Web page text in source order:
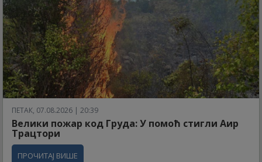
ПЕТАК, 07.08.2026 | 20:39
Велики пожар код Груда: У помоћ стигли Аир
Трацтори
ПРОЧИТАЈ ВИШЕ